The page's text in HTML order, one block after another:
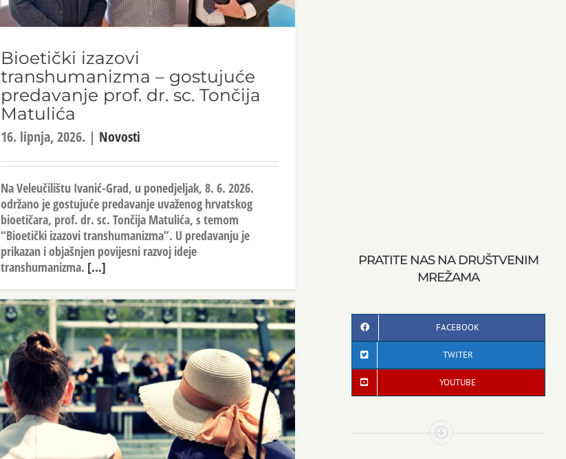
Bioetički izazovi
transhumanizma – gostujuće
predavanje prof. dr. sc. Tončija
Matulića
16. lipnja, 2026. | Novosti
Na Veleučilištu Ivanić-Grad, u ponedjeljak, 8. 6. 2026.
održano je gostujuće predavanje uvaženog hrvatskog
bioetičara, prof. dr. sc. Tončija Matulića, s temom
“Bioetički izazovi transhumanizma”. U predavanju je
prikazan i objašnjen povijesni razvoj ideje
transhumanizma. [...]
PRATITE NAS NA DRUŠTVENIM
MREŽAMA
FACEBOOK
TWITER
YOUTUBE